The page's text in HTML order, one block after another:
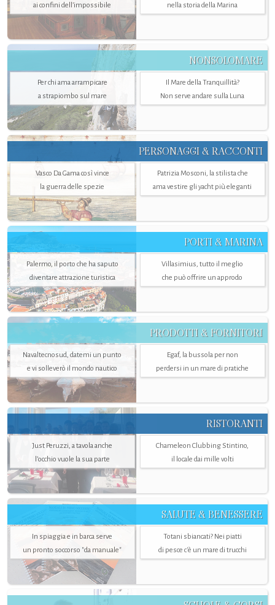
ai confini dell’impossibile
nella storia della Marina
NONSOLOMARE
Per chi ama arrampicare
a strapiombo sul mare
Il Mare della Tranquillità?
Non serve andare sulla Luna
PERSONAGGI & RACCONTI
Vasco Da Gama così vince
la guerra delle spezie
Patrizia Mosconi, la stilista che
ama vestire gli yacht più eleganti
PORTI & MARINA
Palermo, il porto che ha saputo
diventare attrazione turistica
Villasimius, tutto il meglio
che può offrire un approdo
PRODOTTI & FORNITORI
Navaltecnosud, datemi un punto
e vi solleverò il mondo nautico
Egaf, la bussola per non
perdersi in un mare di pratiche
RISTORANTI
Just Peruzzi, a tavola anche
l’occhio vuole la sua parte
Chameleon Clubbing Stintino,
il locale dai mille volti
SALUTE & BENESSERE
In spiaggia e in barca serve
un pronto soccorso "da manuale"
Totani sbiancati? Nei piatti
di pesce c'è un mare di trucchi